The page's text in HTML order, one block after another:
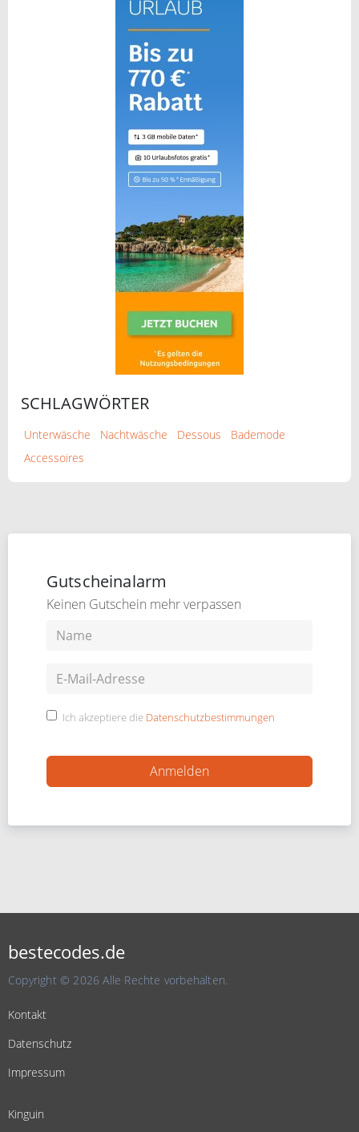
SCHLAGWÖRTER
Unterwäsche Nachtwäsche Dessous
Bademode
Accessoires
Gutscheinalarm
Keinen Gutschein mehr verpassen
Ich akzeptiere die Datenschutzbestimmungen
bestecodes.de
Copyright © 2026 Alle Rechte vorbehalten.
Kontakt
Datenschutz
Impressum
Kinguin